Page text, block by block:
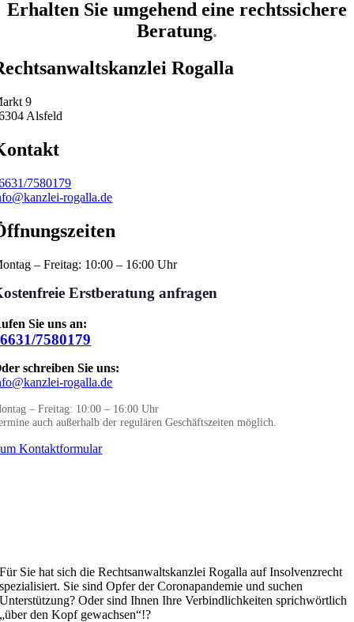
Erhalten Sie umgehend eine rechtssichere
Beratung.
Rogalla
9
Alsfeld
7580179
rogalla.de
– Freitag: 10:00 – 16:00 Uhr
Erstberatung anfragen
Sie uns an:
7580179
schreiben Sie uns:
rogalla.de
– Freitag: 10:00 – 16:00 Uhr
auch außerhalb der regulären Geschäftszeiten möglich.
Kontaktformular
Für Sie hat sich die Rechtsanwaltskanzlei Rogalla auf Insolvenzrecht
spezialisiert. Sie sind Opfer der Coronapandemie und suchen
Unterstützung? Oder sind Ihnen Ihre Verbindlichkeiten sprichwörtlich
„über den Kopf gewachsen“!?